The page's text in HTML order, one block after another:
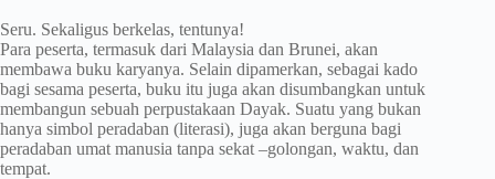
Seru. Sekaligus berkelas, tentunya!
Para peserta, termasuk dari Malaysia dan Brunei, akan
membawa buku karyanya. Selain dipamerkan, sebagai kado
bagi sesama peserta, buku itu juga akan disumbangkan untuk
membangun sebuah perpustakaan Dayak. Suatu yang bukan
hanya simbol peradaban (literasi), juga akan berguna bagi
peradaban umat manusia tanpa sekat –golongan, waktu, dan
tempat.